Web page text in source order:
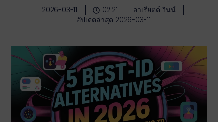
2026-03-11 02:21
อาเรียตต์ วินน์
อัปเดตล่าสุด 2026-03-11